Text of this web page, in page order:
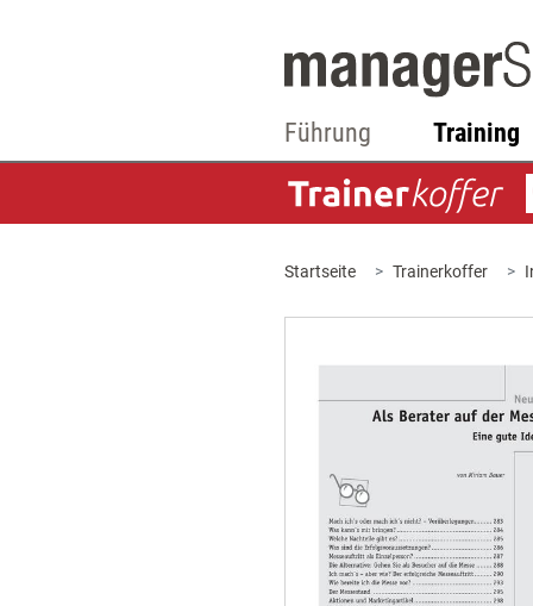
Führung Training
Startseite Trainerkoffer